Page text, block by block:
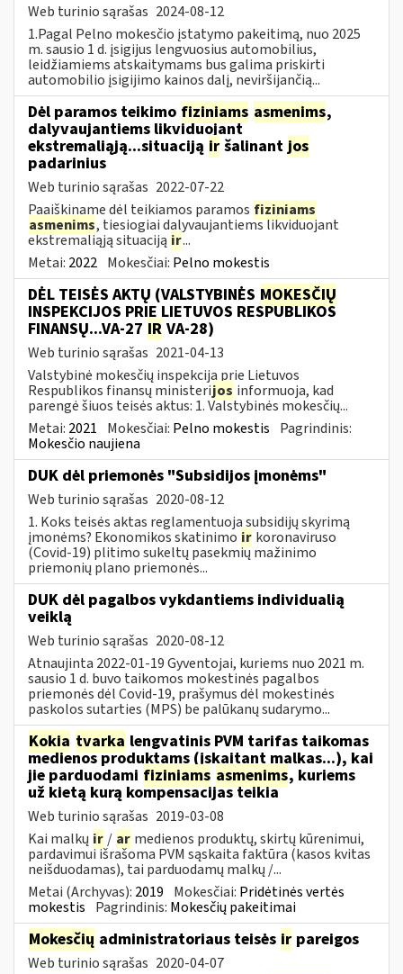
Web turinio sąrašas 2024-08-12
1.Pagal Pelno mokesčio įstatymo pakeitimą, nuo 2025
m. sausio 1 d. įsigijus lengvuosius automobilius,
leidžiamiems atskaitymams bus galima priskirti
automobilio įsigijimo kainos dalį, neviršijančią...
Dėl paramos teikimo fiziniams asmenims,
dalyvaujantiems likviduojant
ekstremaliąją...situaciją ir šalinant jos
padarinius
Web turinio sąrašas 2022-07-22
Paaiškiname dėl teikiamos paramos fiziniams
asmenims, tiesiogiai dalyvaujantiems likviduojant
ekstremaliąją situaciją ir...
Metai: 2022 Mokesčiai: Pelno mokestis
DĖL TEISĖS AKTŲ (VALSTYBINĖS MOKESČIŲ
INSPEKCIJOS PRIE LIETUVOS RESPUBLIKOS
FINANSŲ...VA-27 IR VA-28)
Web turinio sąrašas 2021-04-13
Valstybinė mokesčių inspekcija prie Lietuvos
Respublikos finansų ministerijos informuoja, kad
parengė šiuos teisės aktus: 1. Valstybinės mokesčių...
Metai: 2021 Mokesčiai: Pelno mokestis Pagrindinis:
Mokesčio naujiena
DUK dėl priemonės "Subsidijos įmonėms"
Web turinio sąrašas 2020-08-12
1. Koks teisės aktas reglamentuoja subsidijų skyrimą
įmonėms? Ekonomikos skatinimo ir koronaviruso
(Covid-19) plitimo sukeltų pasekmių mažinimo
priemonių plano priemonės...
DUK dėl pagalbos vykdantiems individualią
veiklą
Web turinio sąrašas 2020-08-12
Atnaujinta 2022-01-19 Gyventojai, kuriems nuo 2021 m.
sausio 1 d. buvo taikomos mokestinės pagalbos
priemonės dėl Covid-19, prašymus dėl mokestinės
paskolos sutarties (MPS) be palūkanų sudarymo...
Kokia tvarka lengvatinis PVM tarifas taikomas
medienos produktams (įskaitant malkas...), kai
jie parduodami fiziniams asmenims, kuriems
už kietą kurą kompensacijas teikia
Web turinio sąrašas 2019-03-08
Kai malkų ir / ar medienos produktų, skirtų kūrenimui,
pardavimui išrašoma PVM sąskaita faktūra (kasos kvitas
neišduodamas), tai parduodamų malkų /...
Metai (Archyvas): 2019 Mokesčiai: Pridėtinės vertės
mokestis Pagrindinis: Mokesčių pakeitimai
Mokesčių administratoriaus teisės ir pareigos
Web turinio sąrašas 2020-04-07